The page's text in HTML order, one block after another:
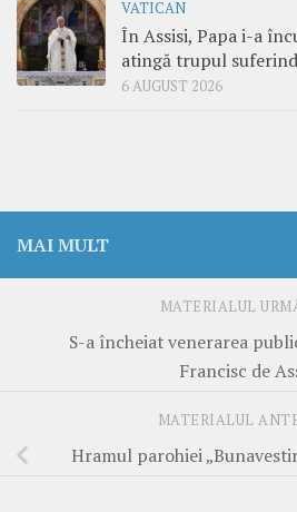
VATICAN
În Assisi, Papa i-a
atingă trupul
6 AUGUST 2026
MAI MULT
MATERIALUL
S-a încheiat venerarea
Francisc de
MATERIALUL
Hramul parohiei